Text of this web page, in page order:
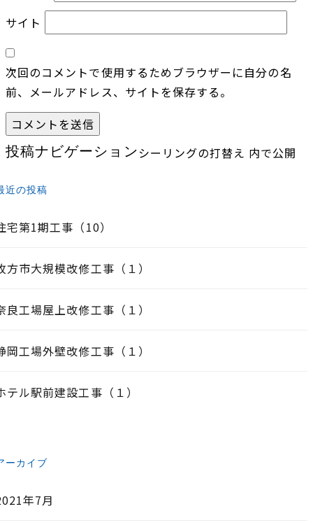
サイト
次回のコメントで使用するためブラウザーに自分の名
前、メールアドレス、サイトを保存する。
投稿ナビゲーションシーリングの打替え 内で公開
近の投稿
宅第1期工事（10）
方市大規模改修工事（１）
良工場屋上改修工事（１）
岡工場外壁改修工事（１）
テル駅前建設工事（１）
ーカイブ
年7月